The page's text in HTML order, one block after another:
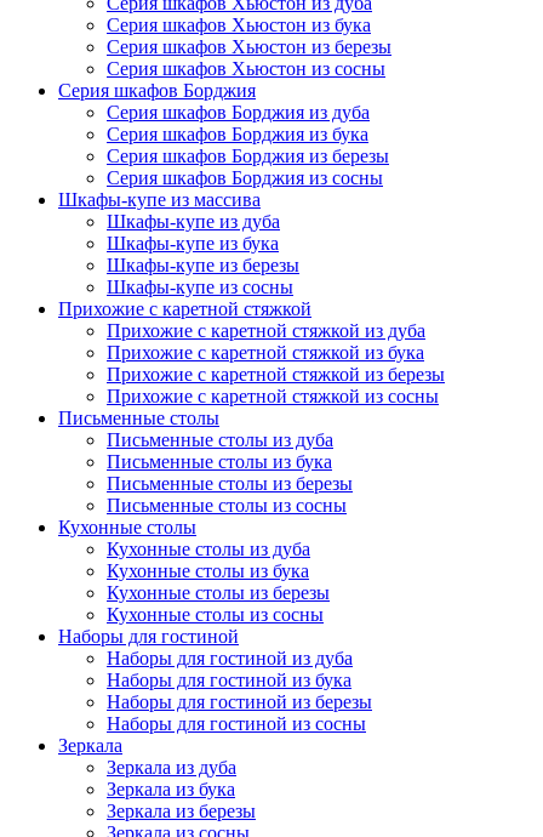
Серия шкафов Хьюстон из бука
Серия шкафов Хьюстон из березы
Серия шкафов Хьюстон из сосны
Серия шкафов Борджия
Серия шкафов Борджия из дуба
Серия шкафов Борджия из бука
Серия шкафов Борджия из березы
Серия шкафов Борджия из сосны
Шкафы-купе из массива
Шкафы-купе из дуба
Шкафы-купе из бука
Шкафы-купе из березы
Шкафы-купе из сосны
Прихожие с каретной стяжкой
Прихожие с каретной стяжкой из дуба
Прихожие с каретной стяжкой из бука
Прихожие с каретной стяжкой из березы
Прихожие с каретной стяжкой из сосны
Письменные столы
Письменные столы из дуба
Письменные столы из бука
Письменные столы из березы
Письменные столы из сосны
Кухонные столы
Кухонные столы из дуба
Кухонные столы из бука
Кухонные столы из березы
Кухонные столы из сосны
Наборы для гостиной
Наборы для гостиной из дуба
Наборы для гостиной из бука
Наборы для гостиной из березы
Наборы для гостиной из сосны
Зеркала
Зеркала из дуба
Зеркала из бука
Зеркала из березы
Зеркала из сосны